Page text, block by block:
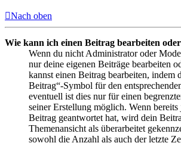
Nach oben
Wie kann ich einen Beitrag bearbeiten
Wenn du nicht Administrator oder
nur deine eigenen Beiträge bearbeiten
kannst einen Beitrag bearbeiten, indem
Beitrag“-Symbol für den
eventuell ist dies nur für einen
seiner Erstellung möglich. Wenn bereits
Beitrag geantwortet hat, wird dein
Themenansicht als überarbeitet
sowohl die Anzahl als auch der letzte